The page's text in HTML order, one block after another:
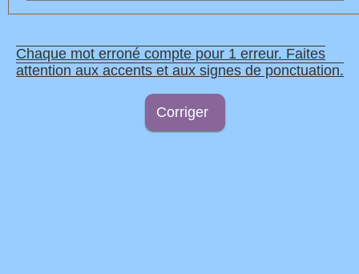
Chaque mot erroné compte pour 1 erreur. Faites
attention aux accents et aux signes de ponctuation.